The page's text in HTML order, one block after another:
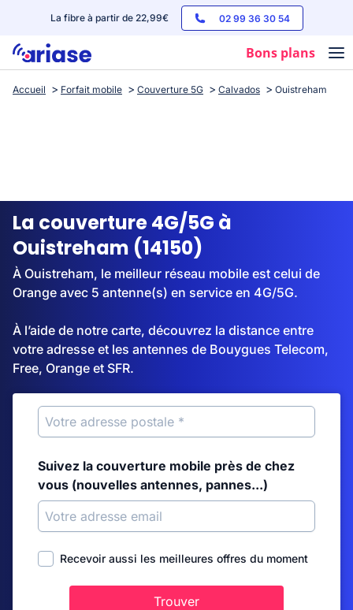
La fibre à partir de 22,99€ 02 99 36 30 54
Bons plans
Box internet
Streaming
Accueil Forfait mobile Couverture 5G Calvados Ouistreham
La couverture 4G/5G à
Ouistreham (14150)
À Ouistreham, le meilleur réseau mobile est celui de
Orange avec 5 antenne(s) en service en 4G/5G.
À l’aide de notre carte, découvrez la distance entre
votre adresse et les antennes de Bouygues Telecom,
Free, Orange et SFR.
Suivez la couverture mobile près de chez
vous (nouvelles antennes, pannes...)
Recevoir aussi les meilleures offres du moment
Trouver